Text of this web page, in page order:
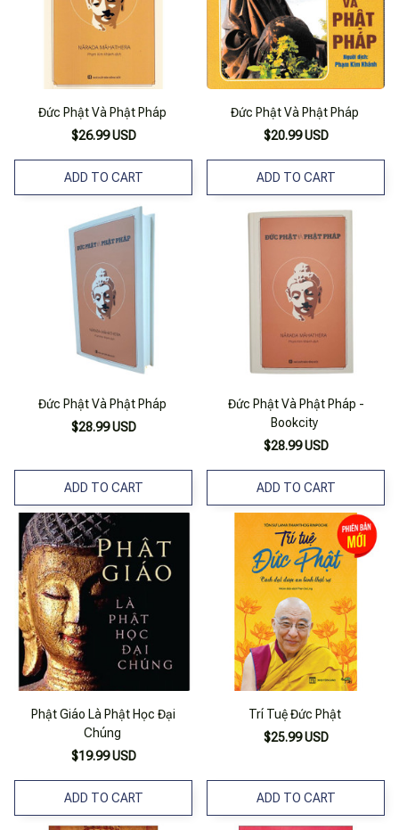
Đức Phật Và Phật Pháp
$26.99 USD
ADD TO CART
Đức Phật Và Phật Pháp
$20.99 USD
ADD TO CART
Đức Phật Và Phật Pháp
$28.99 USD
ADD TO CART
Đức Phật Và Phật Pháp -
Bookcity
$28.99 USD
ADD TO CART
Phật Giáo Là Phật Học Đại
Chúng
$19.99 USD
ADD TO CART
Trí Tuệ Đức Phật
$25.99 USD
ADD TO CART